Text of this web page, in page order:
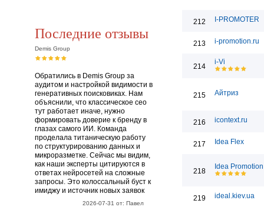
Последние отзывы
Demis Group
Обратились в Demis Group за
аудитом и настройкой видимости в
генеративных поисковиках. Нам
объяснили, что классическое сео
тут работает иначе, нужно
формировать доверие к бренду в
глазах самого ИИ. Команда
проделала титаническую работу
по структурированию данных и
микроразметке. Сейчас мы видим,
как наши эксперты цитируются в
ответах нейросетей на сложные
запросы. Это колоссальный буст к
имиджу и источник новых заявок
2026-07-31 от: Павел
212 I-PROMOTER
213 i-promotion.ru
214
i-Vi
215 Айтриз
216 icontext.ru
217 Idea Flex
218
Idea Promotion
219 ideal.kiev.ua